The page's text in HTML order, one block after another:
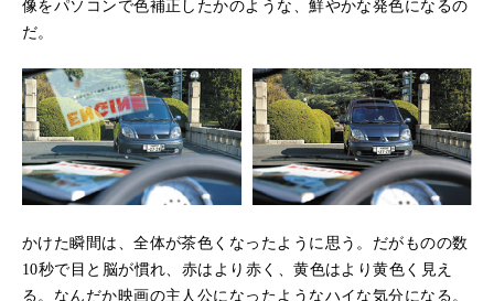
像をパソコンで色補正したかのような、鮮やかな発色になるの
だ。
かけた瞬間は、全体が茶色くなったように思う。だがものの数
10秒で目と脳が慣れ、赤はより赤く、黄色はより黄色く見え
る。なんだか映画の主人公になったようなハイな気分になる。